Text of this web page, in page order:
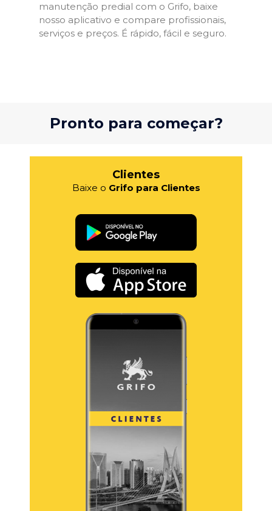
manutenção predial com o Grifo, baixe
nosso aplicativo e compare profissionais,
serviços e preços. É rápido, fácil e seguro.
Pronto para começar?
Clientes
Baixe o Grifo para Clientes